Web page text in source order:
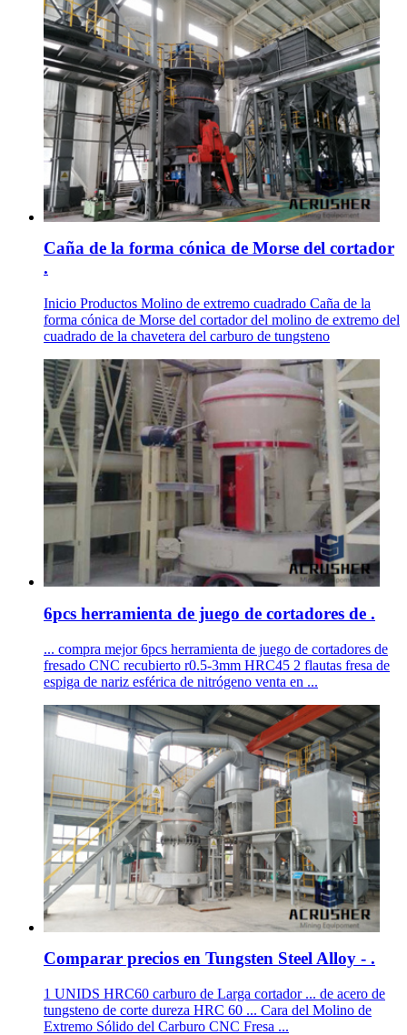
Caña de la forma cónica de Morse del cortador
.
Inicio Productos Molino de extremo cuadrado Caña de la
forma cónica de Morse del cortador del molino de extremo del
cuadrado de la chavetera del carburo de tungsteno
6pcs herramienta de juego de cortadores de .
... compra mejor 6pcs herramienta de juego de cortadores de
fresado CNC recubierto r0.5-3mm HRC45 2 flautas fresa de
espiga de nariz esférica de nitrógeno venta en ...
Comparar precios en Tungsten Steel Alloy - .
1 UNIDS HRC60 carburo de Larga cortador ... de acero de
tungsteno de corte dureza HRC 60 ... Cara del Molino de
Extremo Sólido del Carburo CNC Fresa ...